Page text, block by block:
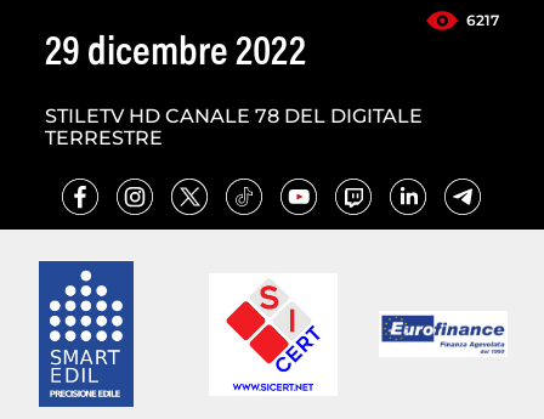
6217
29 dicembre 2022
STILETV HD CANALE 78 DEL DIGITALE
TERRESTRE